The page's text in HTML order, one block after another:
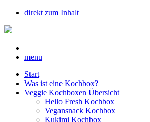
direkt zum Inhalt
menu
Start
Was ist eine Kochbox?
Veggie Kochboxen Übersicht
Hello Fresh Kochbox
Vegansnack Kochbox
Kukimi Kochbox